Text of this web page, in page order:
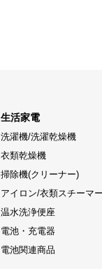
生活家電
洗濯機/洗濯乾燥機
衣類乾燥機
掃除機(クリーナー)
アイロン/衣類スチーマー
温水洗浄便座
電池・充電器
電池関連商品